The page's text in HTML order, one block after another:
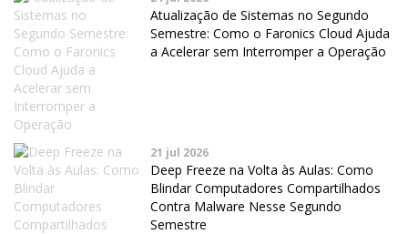
Atualização de Sistemas no Segundo
Semestre: Como o Faronics Cloud Ajuda
a Acelerar sem Interromper a Operação
21 jul 2026
Deep Freeze na Volta às Aulas: Como
Blindar Computadores Compartilhados
Contra Malware Nesse Segundo
Semestre